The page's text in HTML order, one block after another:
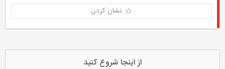
نشان کردن
از اینجا شروع کنید